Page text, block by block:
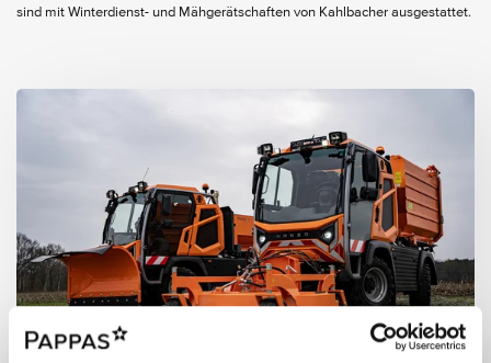
sind mit Winterdienst- und Mähgerätschaften von Kahlbacher ausgestattet.